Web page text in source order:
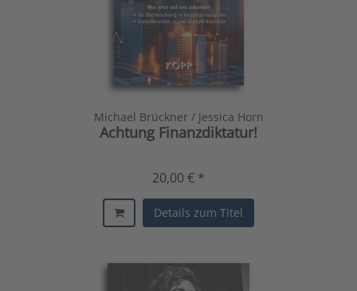
Michael Brückner / Jessica Horn
Achtung Finanzdiktatur!
20,00 € *
Details zum Titel